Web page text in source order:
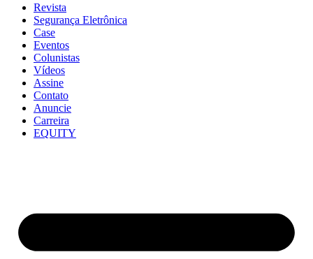
Revista
Segurança Eletrônica
Case
Eventos
Colunistas
Vídeos
Assine
Contato
Anuncie
Carreira
EQUITY